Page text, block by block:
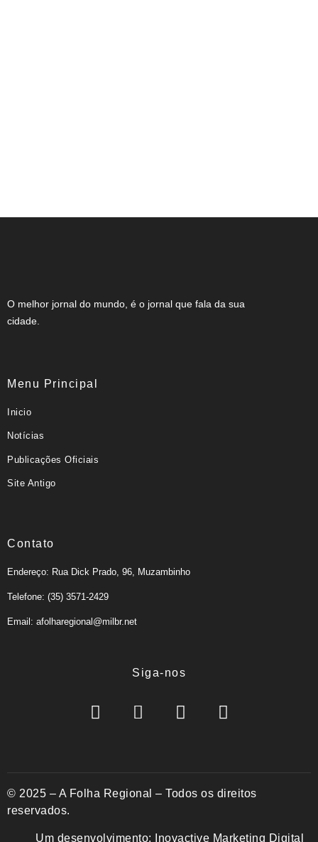
O melhor jornal do mundo, é o jornal que fala da sua
cidade.
Menu Principal
Inicio
Notícias
Publicações Oficiais
Site Antigo
Contato
Endereço: Rua Dick Prado, 96, Muzambinho
Telefone: (35) 3571-2429
Email: afolharegional@milbr.net
Siga-nos
© 2025 – A Folha Regional – Todos os direitos
reservados.
Um desenvolvimento: Inovactive Marketing Digital